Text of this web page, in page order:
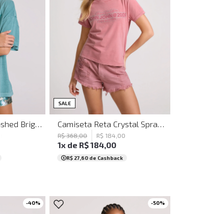
SALE P M
R$ 368,00 R$ 184 00
1x de R$184,00
R$ 27,60 de Cashback
-40% -50%